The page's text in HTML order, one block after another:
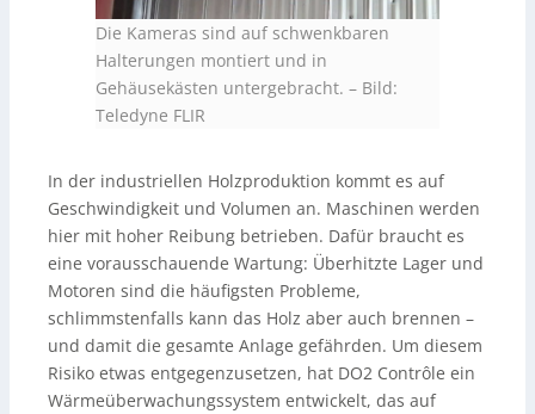
Die Kameras sind auf schwenkbaren
Halterungen montiert und in
Gehäusekästen untergebracht. – Bild:
Teledyne FLIR
In der industriellen Holzproduktion kommt es auf
Geschwindigkeit und Volumen an. Maschinen werden
hier mit hoher Reibung betrieben. Dafür braucht es
eine vorausschauende Wartung: Überhitzte Lager und
Motoren sind die häufigsten Probleme,
schlimmstenfalls kann das Holz aber auch brennen –
und damit die gesamte Anlage gefährden. Um diesem
Risiko etwas entgegenzusetzen, hat DO2 Contrôle ein
Wärmeüberwachungssystem entwickelt, das auf